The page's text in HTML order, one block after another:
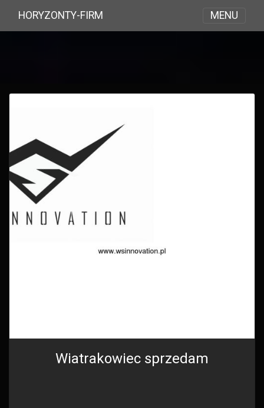
HORYZONTY-FIRM MENU
Wiatrakowiec sprzedam